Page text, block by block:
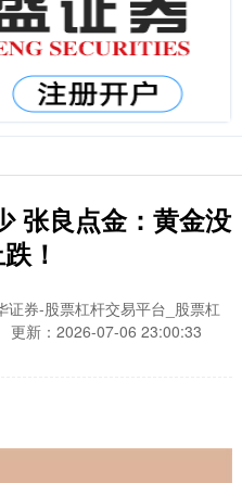
张良点金：黄金没
！
证券-股票杠杆交易平台_股票杠
更新：2026-07-06 23:00:33